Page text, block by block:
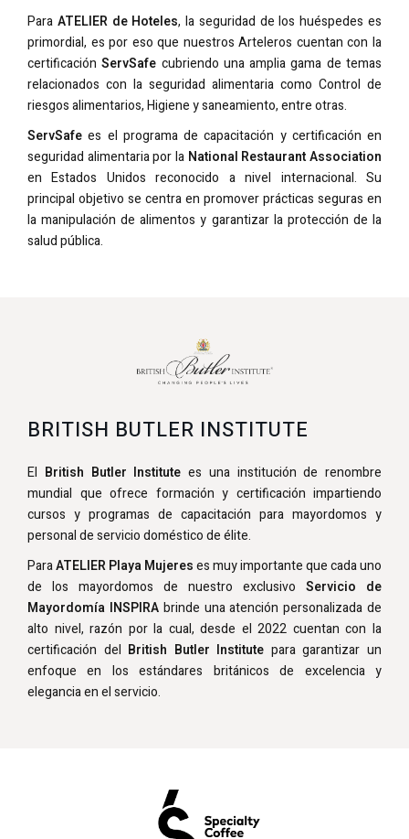
Para ATELIER de Hoteles, la seguridad de los huéspedes es
primordial, es por eso que nuestros Arteleros cuentan con la
certificación ServSafe cubriendo una amplia gama de temas
relacionados con la seguridad alimentaria como Control de
riesgos alimentarios, Higiene y saneamiento, entre otras.
ServSafe es el programa de capacitación y certificación en
seguridad alimentaria por la National Restaurant Association
en Estados Unidos reconocido a nivel internacional. Su
principal objetivo se centra en promover prácticas seguras en
la manipulación de alimentos y garantizar la protección de la
salud pública.
BRITISH BUTLER INSTITUTE
El British Butler Institute es una institución de renombre
mundial que ofrece formación y certificación impartiendo
cursos y programas de capacitación para mayordomos y
personal de servicio doméstico de élite.
ParaATELIER Playa Mujereses muy importante que cada uno
de los mayordomos de nuestro exclusivo Servicio de
Mayordomía INSPIRAbrinde una atención personalizada de
alto nivel, razón por la cual, desde el 2022 cuentan con la
certificación del British Butler Institute para garantizar un
enfoque en los estándares británicos de excelencia y
elegancia en el servicio.